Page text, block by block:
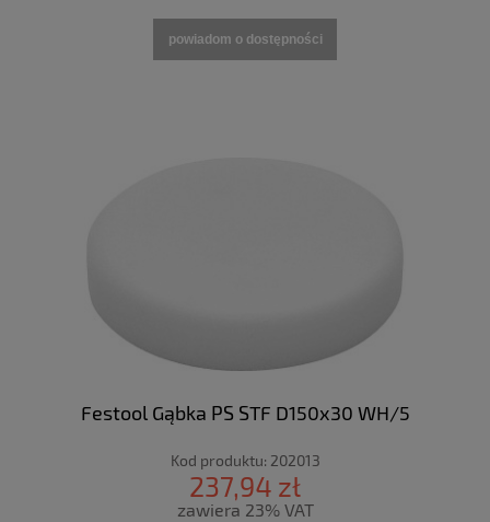
powiadom o dostępności
Festool Gąbka PS STF D150x30 WH/5
Kod produktu: 202013
237,94 zł
zawiera 23% VAT